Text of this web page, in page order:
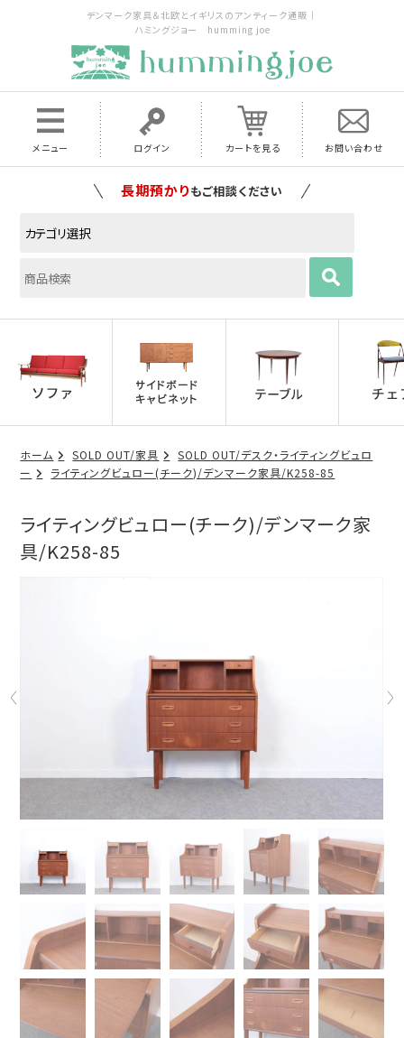
デンマーク家具＆北欧とイギリスのアンティーク通販｜
ハミングジョー humming joe
メニュー ログイン カートを見る お問い合わせ
長期預かりもご相談ください
ホーム SOLD OUT/家具
SOLD OUT/デスク・ライティングビュロ
ー
ライティングビュロー(チーク)/デンマーク家具/K258-85
ライティングビュロー(チーク)/デンマーク家
具/K258-85